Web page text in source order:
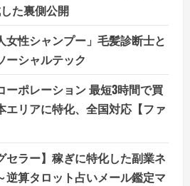
た裏側公開
女性シャンプー」毛髪診断士と
ーシャルテック
ーポレーション 最短3時間で買
エリアに特化、全国対応【ファ
セラー】稼ぎに特化した副業ネ
逆算タロット占いメール鑑定マ